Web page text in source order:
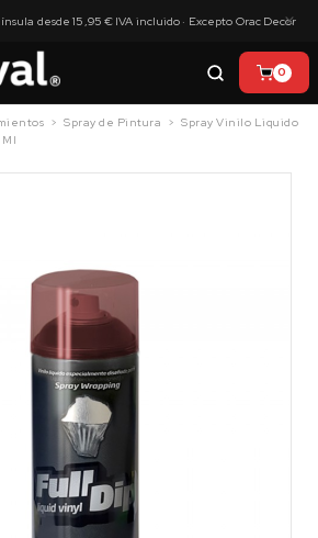
desde 15,95 € IVA incluido · Excepto Orac Decor
×
0
Spray de Pintura
Spray Vinilo Liquido